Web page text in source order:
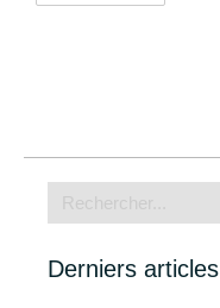
Derniers articles